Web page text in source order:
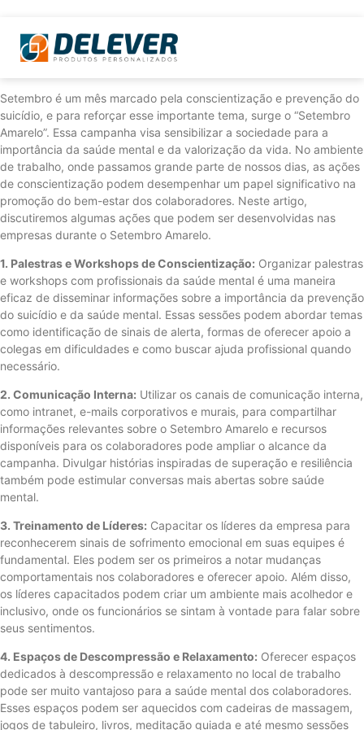
Setembro é um mês marcado pela conscientização e prevenção do
suicídio, e para reforçar esse importante tema, surge o “Setembro
Amarelo”. Essa campanha visa sensibilizar a sociedade para a
importância da saúde mental e da valorização da vida. No ambiente
de trabalho, onde passamos grande parte de nossos dias, as ações
de conscientização podem desempenhar um papel significativo na
promoção do bem-estar dos colaboradores. Neste artigo,
discutiremos algumas ações que podem ser desenvolvidas nas
empresas durante o Setembro Amarelo.
1. Palestras e Workshops de Conscientização: Organizar palestras
e workshops com profissionais da saúde mental é uma maneira
eficaz de disseminar informações sobre a importância da prevenção
do suicídio e da saúde mental. Essas sessões podem abordar temas
como identificação de sinais de alerta, formas de oferecer apoio a
colegas em dificuldades e como buscar ajuda profissional quando
necessário.
2. Comunicação Interna: Utilizar os canais de comunicação interna,
como intranet, e-mails corporativos e murais, para compartilhar
informações relevantes sobre o Setembro Amarelo e recursos
disponíveis para os colaboradores pode ampliar o alcance da
campanha. Divulgar histórias inspiradas de superação e resiliência
também pode estimular conversas mais abertas sobre saúde
mental.
3. Treinamento de Líderes: Capacitar os líderes da empresa para
reconhecerem sinais de sofrimento emocional em suas equipes é
fundamental. Eles podem ser os primeiros a notar mudanças
comportamentais nos colaboradores e oferecer apoio. Além disso,
os líderes capacitados podem criar um ambiente mais acolhedor e
inclusivo, onde os funcionários se sintam à vontade para falar sobre
seus sentimentos.
4. Espaços de Descompressão e Relaxamento: Oferecer espaços
dedicados à descompressão e relaxamento no local de trabalho
pode ser muito vantajoso para a saúde mental dos colaboradores.
Esses espaços podem ser aquecidos com cadeiras de massagem,
jogos de tabuleiro, livros, meditação guiada e até mesmo sessões